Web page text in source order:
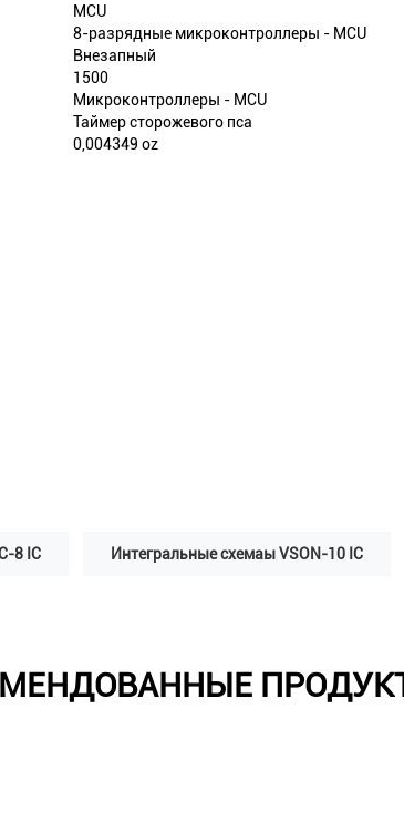
MCU
8-разрядные микроконтроллеры - MCU
Внезапный
1500
Микроконтроллеры - MCU
Таймер сторожевого пса
0,004349 oz
8 IC Интегральные схемаы VSON-10 IC